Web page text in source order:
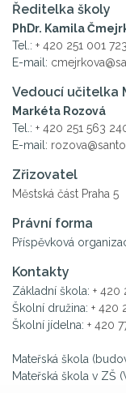
Ředitelka školy
PhDr. Kamila
Tel.: + 420 251 001 723
E-mail:
Vedoucí učitelka
Markéta Rozová
Tel.: + 420 251 563
E-mail:
Zřizovatel
Městská část Praha 5
Právní forma
Příspěvková
Kontakty
Základní škola: + 420
Školní družina: + 420
Školní jídelna: + 420
Mateřská škola
Mateřská škola v ZŠ